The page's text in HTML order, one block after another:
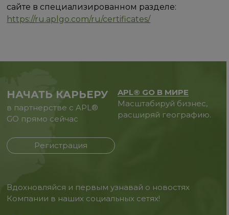
сайте в специализированном разделе:
https://ru.aplgo.com/ru/certificates/
НАЧАТЬ КАРЬЕРУ
в партнерстве с APL®
GO прямо сейчас
Регистрация
APL® GO В МИРЕ
Масштабируй бизнес,
расширяй географию.
Вдохновляйся и первым узнавай о новостях
Компании в наших социальных сетях!